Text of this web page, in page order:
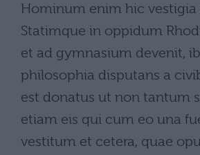
Hominum enim hic vestigia
Statimque in oppidum
et ad gymnasium devenit,
philosophia disputans a
est donatus ut non tantum
etiam eis qui cum eo una
vestitum et cetera, quae